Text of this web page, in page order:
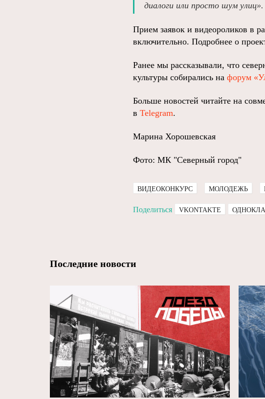
диалоги или просто шум улиц».
Прием заявок и видеороликов в
включительно. Подробнее о
Ранее мы рассказывали, что
культуры собирались на форум
Больше новостей читайте на
в Telegram.
Марина Хорошевская
Фото: МК "Северный город"
ВИДЕОКОНКУРС МОЛОДЕЖЬ
Поделиться VKONTAKTE
Последние новости